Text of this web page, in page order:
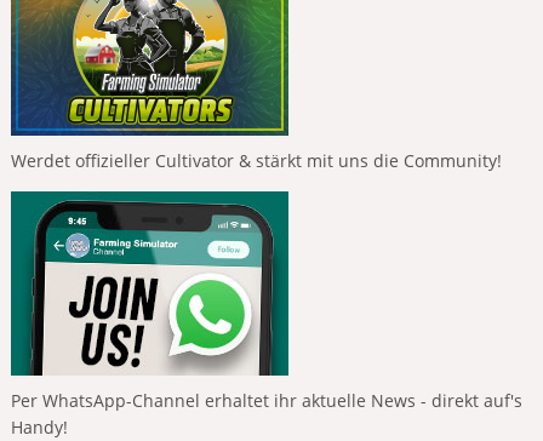
Werdet offizieller Cultivator & stärkt mit uns die Community!
Per WhatsApp-Channel erhaltet ihr aktuelle News - direkt auf's
Handy!